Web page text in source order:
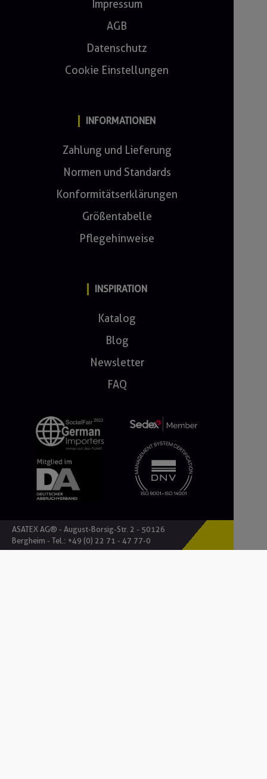
Impressum
AGB
Datenschutz
Cookie Einstellungen
INFORMATIONEN
Zahlung und Lieferung
Normen und Standards
Konformitätserklärungen
Größentabelle
Pflegehinweise
INSPIRATION
Katalog
Blog
Newsletter
FAQ
ASATEX AG® - August-Borsig-Str. 2 - 50126
Bergheim - Tel.: +49 (0) 22 71 - 47 77-0